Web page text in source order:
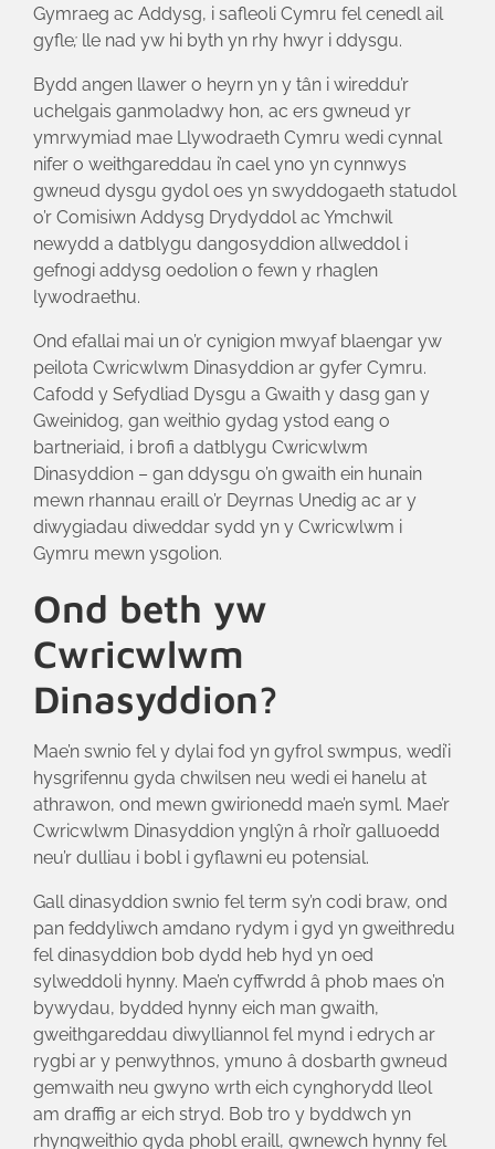
Gymraeg ac Addysg, i safleoli Cymru fel cenedl ail
gyfle; lle nad yw hi byth yn rhy hwyr i ddysgu.
Bydd angen llawer o heyrn yn y tân i wireddu’r
uchelgais ganmoladwy hon, ac ers gwneud yr
ymrwymiad mae Llywodraeth Cymru wedi cynnal
nifer o weithgareddau i’n cael yno yn cynnwys
gwneud dysgu gydol oes yn swyddogaeth statudol
o’r Comisiwn Addysg Drydyddol ac Ymchwil
newydd a datblygu dangosyddion allweddol i
gefnogi addysg oedolion o fewn y rhaglen
lywodraethu.
Ond efallai mai un o’r cynigion mwyaf blaengar yw
peilota Cwricwlwm Dinasyddion ar gyfer Cymru.
Cafodd y Sefydliad Dysgu a Gwaith y dasg gan y
Gweinidog, gan weithio gydag ystod eang o
bartneriaid, i brofi a datblygu Cwricwlwm
Dinasyddion – gan ddysgu o’n gwaith ein hunain
mewn rhannau eraill o’r Deyrnas Unedig ac ar y
diwygiadau diweddar sydd yn y Cwricwlwm i
Gymru mewn ysgolion.
Ond beth yw
Cwricwlwm
Dinasyddion?
Mae’n swnio fel y dylai fod yn gyfrol swmpus, wedi’i
hysgrifennu gyda chwilsen neu wedi ei hanelu at
athrawon, ond mewn gwirionedd mae’n syml. Mae’r
Cwricwlwm Dinasyddion ynglŷn â rhoi’r galluoedd
neu’r dulliau i bobl i gyflawni eu potensial.
Gall dinasyddion swnio fel term sy’n codi braw, ond
pan feddyliwch amdano rydym i gyd yn gweithredu
fel dinasyddion bob dydd heb hyd yn oed
sylweddoli hynny. Mae’n cyffwrdd â phob maes o’n
bywydau, bydded hynny eich man gwaith,
gweithgareddau diwylliannol fel mynd i edrych ar
rygbi ar y penwythnos, ymuno â dosbarth gwneud
gemwaith neu gwyno wrth eich cynghorydd lleol
am draffig ar eich stryd. Bob tro y byddwch yn
rhyngweithio gyda phobl eraill, gwnewch hynny fel